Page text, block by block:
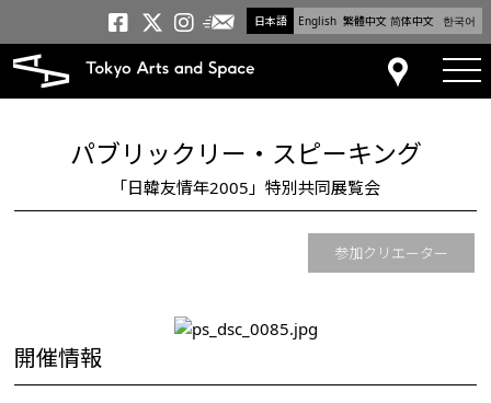
日本語 English 繁體中文 简体中文 한국어
トーキョーアーツアンド
トーキョーアーツアンド
トーキョーアーツア
メールニュース
アクセス
パブリックリー・スピーキング
「日韓友情年2005」特別共同展覧会
参加クリエーター
開催情報